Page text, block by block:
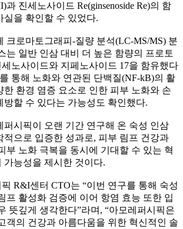
과 진세노사이드 Re(ginsenoside Re)의 함
실을 확인할 수 있었다.
크로마토그래피-질량 분석(LC-MS/MS) 분
는 일반 인삼 대비 더 높은 함량의 프로토
노사이드와 지페노사이드 17을 함유했다
통해 노화와 연관된 단백질(NF-kB)의 활
한 환경 염증 요소로 인한 피부 노화와 손
방할 수 있다는 가능성도 확인했다.
퍼시픽이 오랜 기간 연구해 온 숙성 인삼
적으로 입증한 성과로, 피부 림프 건강과
부 노화 극복을 동시에 기대할 수 있는 혁
가능성을 제시한 것이다.
R&I센터 CTO는 “이번 연구를 통해 숙성
프 활성화 검증에 이어 항염 효능 또한 입
뜻깊게 생각한다”라며, “아모레퍼시픽은
객의 건강과 아름다움을 위한 혁신적인 솔